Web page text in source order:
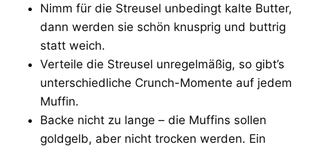
Nimm für die Streusel unbedingt kalte Butter,
dann werden sie schön knusprig und buttrig
statt weich.
Verteile die Streusel unregelmäßig, so gibt’s
unterschiedliche Crunch-Momente auf jedem
Muffin.
Backe nicht zu lange – die Muffins sollen
goldgelb, aber nicht trocken werden. Ein